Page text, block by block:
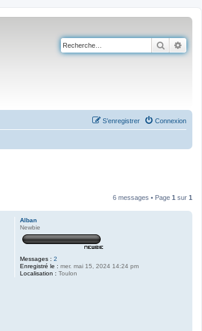
Connexion
S’enregistrer
6 messages • Page 1 sur 1
Alban
Newbie
Messages : 2
Enregistré le : mer. mai 15, 2024 14:24 pm
Localisation : Toulon